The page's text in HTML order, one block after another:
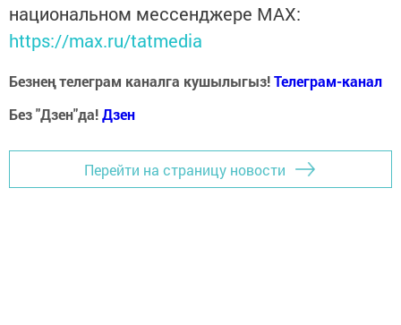
национальном мессенджере MАХ:
https://max.ru/tatmedia
Безнең телеграм каналга кушылыгыз!Телеграм-канал
Без "Дзен"да!Дзен
Перейти на страницу новости